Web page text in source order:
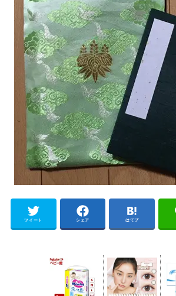
ツイート シェア はてブ